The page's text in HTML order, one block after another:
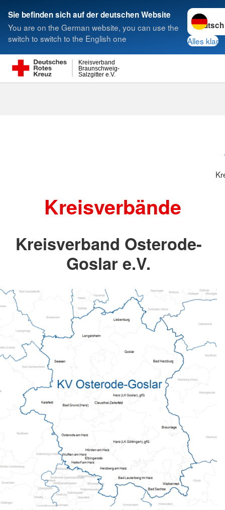
Sie befinden sich auf der deutschen Website
You are on the German website, you can use the
switch to switch to the English one
Sprache
Alles klar
Salzgitter e.V.
Braunschweig-
Kreisverband
Suche
Kreisverbände
Kreisverband Osterode-
Goslar e.V.